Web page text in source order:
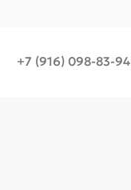
+7 (916) 098-83-94